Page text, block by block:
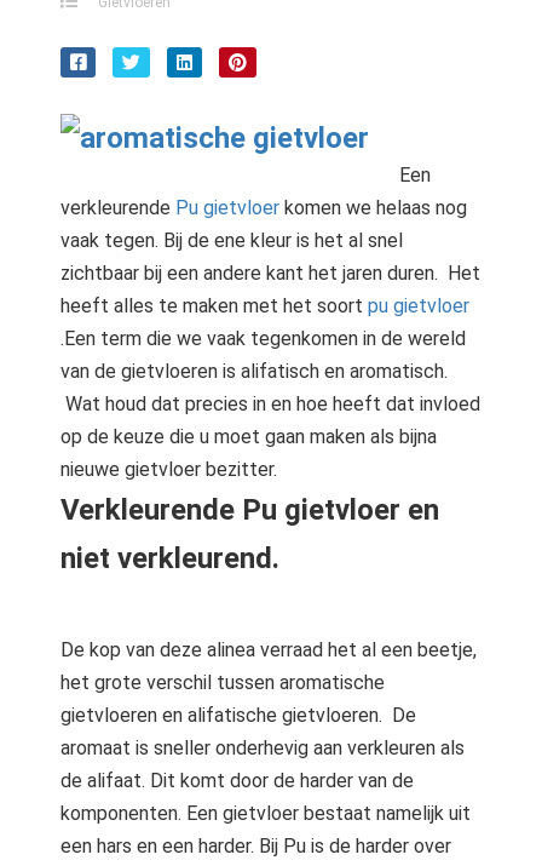
Een
verkleurende Pu gietvloer komen we helaas nog
vaak tegen. Bij de ene kleur is het al snel
zichtbaar bij een andere kant het jaren duren. Het
heeft alles te maken met het soort pu gietvloer
.Een term die we vaak tegenkomen in de wereld
van de gietvloeren is alifatisch en aromatisch.
Wat houd dat precies in en hoe heeft dat invloed
op de keuze die u moet gaan maken als bijna
nieuwe gietvloer bezitter.
Verkleurende Pu gietvloer en
niet verkleurend.
De kop van deze alinea verraad het al een beetje,
het grote verschil tussen aromatische
gietvloeren en alifatische gietvloeren. De
aromaat is sneller onderhevig aan verkleuren als
de alifaat. Dit komt door de harder van de
komponenten. Een gietvloer bestaat namelijk uit
een hars en een harder. Bij Pu is de harder over
gebruikt
deze
worden
op
gebruikt
te
Hierdoor
website-